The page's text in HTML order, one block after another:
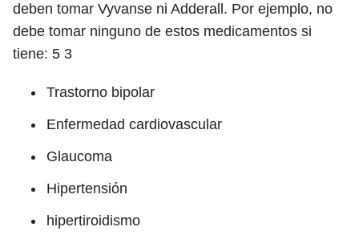
deben tomar Vyvanse ni Adderall. Por ejemplo, no
debe tomar ninguno de estos medicamentos si
tiene: 5 3
Trastorno bipolar
Enfermedad cardiovascular
Glaucoma
Hipertensión
hipertiroidismo